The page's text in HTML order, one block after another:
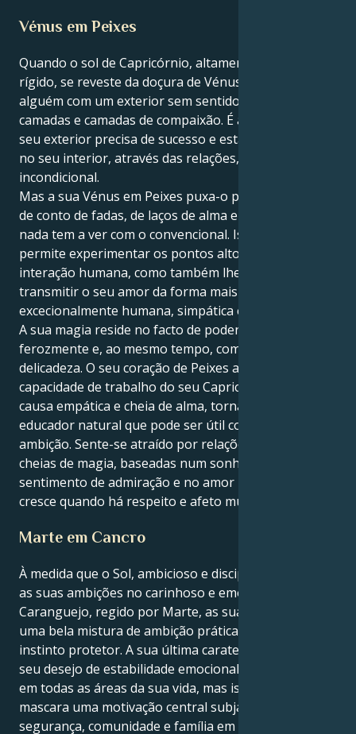
Vénus em Peixes
Quando o sol de Capricórnio, altamente ambicioso e
rígido, se reveste da doçura de Vénus em Peixes, é
alguém com um exterior sem sentido, envolto em
camadas e camadas de compaixão. É ambicioso, e o
seu exterior precisa de sucesso e estabilidade, mas
no seu interior, através das relações, existe amor
incondicional.
Mas a sua Vénus em Peixes puxa-o para um universo
de conto de fadas, de laços de alma e de amor que
nada tem a ver com o convencional. Isto não só lhe
permite experimentar os pontos altos emocionais da
interação humana, como também lhe permite
transmitir o seu amor da forma mais
excecionalmente humana, simpática e romântica.
A sua magia reside no facto de poderem amar
ferozmente e, ao mesmo tempo, com tanta
delicadeza. O seu coração de Peixes alinha a
capacidade de trabalho do seu Capricórnio com uma
causa empática e cheia de alma, tornando-o um
educador natural que pode ser útil com a sua
ambição. Sente-se atraído por relações visionárias e
cheias de magia, baseadas num sonho comum, num
sentimento de admiração e no amor mútuo que
cresce quando há respeito e afeto mútuos.
Marte em Cancro
À medida que o Sol, ambicioso e disciplinado, segue
as suas ambições no carinhoso e emocional
Caranguejo, regido por Marte, as suas acções são
uma bela mistura de ambição prática e profundo
instinto protetor. A sua última caraterística vata é o
seu desejo de estabilidade emocional e de sucesso
em todas as áreas da sua vida, mas isso apenas
mascara uma motivação central subjacente de
segurança, comunidade e família em tudo o que faz.